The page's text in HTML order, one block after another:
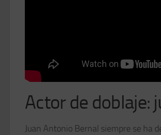
Actor de doblaje:
Juan Antonio Bernal siempre se ha